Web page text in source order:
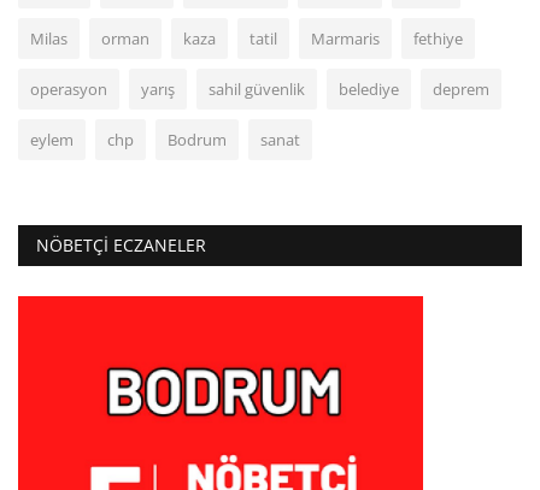
Milas orman kaza tatil Marmaris fethiye
operasyon yarış sahil güvenlik belediye deprem
eylem chp Bodrum sanat
NÖBETÇI ECZANELER